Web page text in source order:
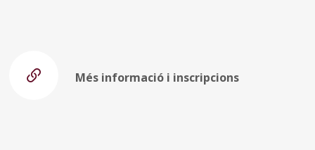
Més informació i inscripcions